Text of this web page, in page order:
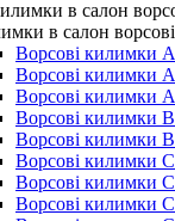
в салон ворсові
Ворсові килимки
Ворсові килимки
Ворсові килимки
Ворсові килимки
Ворсові килимки
Ворсові килимки
Ворсові килимки
Ворсові килимки